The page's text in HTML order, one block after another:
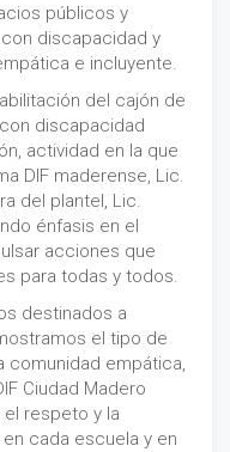
públicos y
discapacidad y
e incluyente.
del cajón de
discapacidad
actividad en la que
DIF maderense, Lic.
del plantel, Lic.
énfasis en el
acciones que
para todas y todos.
destinados a
el tipo de
comunidad empática,
Ciudad Madero
respeto y la
cada escuela y en